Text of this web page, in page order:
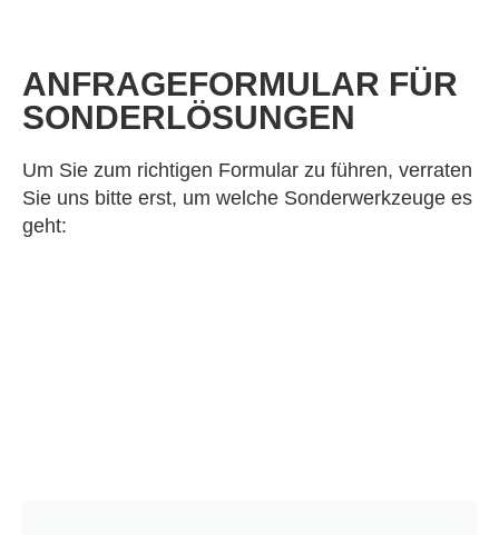
ANFRAGEFORMULAR FÜR
SONDERLÖSUNGEN
Um Sie zum richtigen Formular zu führen, verraten
Sie uns bitte erst, um welche Sonderwerkzeuge es
geht: